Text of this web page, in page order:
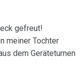
gefreut!
meiner Tochter
dem Geräteturnen